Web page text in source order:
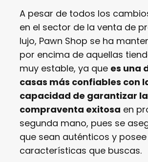
A pesar de todos los
en el sector de la venta de
lujo, Pawn Shop se ha
por encima de aquellas
muy estable, ya que es una
casas más confiables con
capacidad de garantizar la
compraventa exitosa en
segunda mano, pues se
que sean auténticos y
características que buscas.